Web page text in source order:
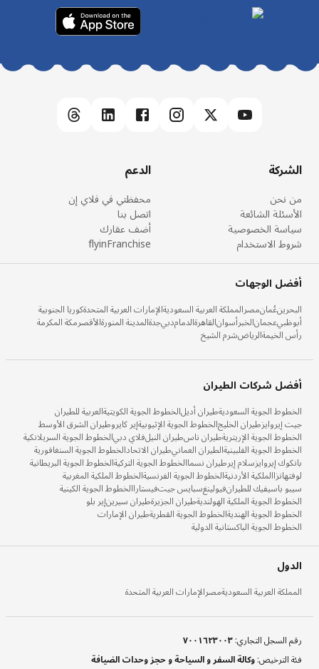
الشركة
من نحن
الأسئلة الشائعة
سياسة الخصوصية
شروط الاستخدام
الدعم
محفظتي في فلاي إن
اتصل بنا
أضف عقارك
flyinFranchise
أفضل الوجهات
البحرينعُمانمصرالمملكة العربية السعوديةالإمارات العربية المتحدةكوريا الجنوبية
أبوظبيعجمانالخبرأسوانالقاهرةالدمامدبيجدةالمدينة المنورةالأقصرمكة المكرمة
رأس الخيمةالرياضشرم الشيخ
أفضل شركات الطيران
الخطوط الجوية السعوديةطيران أديلالخطوط الجوية الكويتيةالعربية للطيران
جيت إيروايزطيران الخليجالخطوط الجوية الإثيوبيةإير كايروطيران الشرق الأوسط
الخطوط الجوية الإريتريةطيران ناسطيران النيلفلاي دبيالخطوط الجوية السريلانكية
الخطوط الجوية الفلبينيةالطيران العمانيطيران الاتحادالخطوط الجوية السنغافورية
بانكوك إيروايزسلام إيرطيران نسماالخطوط الجوية التركيةالخطوط الجوية البريطانية
لوفتهانزاالملكية الأردنيةالخطوط الجوية الفرنسيةالخطوط الملكية المغربية
سيبو باسيفيك للطيرانفيولينغسبايس جيتفيستاراالخطوط الجوية الكينية
الخطوط الجوية الملكية الهولنديةطيران الجزيرةطيران سيرينإير بلو
الخطوط الجوية الهنديةالخطوط الجوية القطريةطيران الإمارات
الخطوط الجوية الباكستانية الدولية
الدول
المملكة العربية السعوديةمصرالإمارات العربية المتحدة
رقم السجل التجاري:٧٠٠١٦٢٣٠٠٣
فئة الترخيص:وكالة السفر و السياحة و حجز وحدات الضيافة